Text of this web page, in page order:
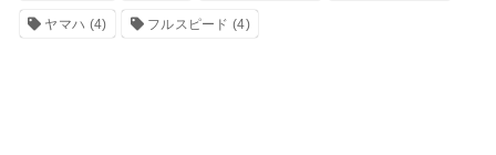
ヤマハ (4) フルスピード (4)